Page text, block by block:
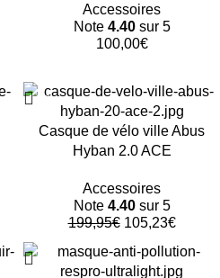
Accessoires
Note 4.40sur 5
100,00€
-47%
Casque de vélo ville Abus
Hyban 2.0 ACE
Accessoires
Note 4.40sur 5
199,95€ 105,23€
-47%